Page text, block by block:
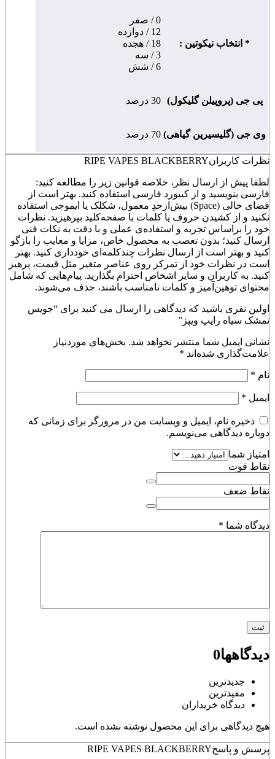
* انتخاب نیکوتین :
0 / صفر
12 / دوازده
18 / هجده
3 / سه
6 / شش
پی جی (پروپیلن گلیکول) 30 درصد
وی جی (گلیسیرین گیاهی) 70 درصد
نظرات کاربرانRIPE VAPES BLACKBERRY
لطفا پیش از ارسال نظر، خلاصه قوانین زیر را مطالعه کنید:
فارسی بنویسید و از کیبورد فارسی استفاده کنید. بهتر است از
فضای خالی (Space) بیش‌از‌حدِ معمول، شکلک یا ایموجی استفاده
نکنید و از کشیدن حروف یا کلمات با صفحه‌کلید بپرهیزید. نظرات
خود را براساس تجربه و استفاده‌ی عملی و با دقت به نکات فنی
ارسال کنید؛ بدون تعصب به محصول خاص، مزایا و معایب را بازگو
کنید و بهتر است از ارسال نظرات چندکلمه‌‌ای خودداری کنید. بهتر
است در نظرات خود از تمرکز روی عناصر متغیر مثل قیمت، پرهیز
کنید. به کاربران و سایر اشخاص احترام بگذارید. پیام‌هایی که شامل
محتوای توهین‌آمیز و کلمات نامناسب باشند، حذف می‌شوند.
اولین نفری باشید که دیدگاهی را ارسال می کنید برای “جویس
تمشک سیاه رایپ ویپز”
نشانی ایمیل شما منتشر نخواهد شد. بخش‌های موردنیاز
علامت‌گذاری شده‌اند *
نام *
ایمیل *
ذخیره نام، ایمیل و وبسایت من در مرورگر برای زمانی که
دوباره دیدگاهی می‌نویسم.
امتیاز شما
نقاط قوت
نقاط ضعف
دیدگاه شما *
دیدگاهها0
جدیدترین
مفیدترین
دیدگاه خریداران
هیچ دیدگاهی برای این محصول نوشته نشده است.
پرسش و پاسخRIPE VAPES BLACKBERRY